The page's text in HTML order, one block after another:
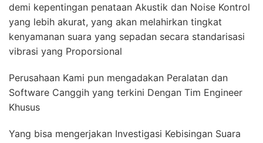
demi kepentingan penataan Akustik dan Noise Kontrol
yang lebih akurat, yang akan melahirkan tingkat
kenyamanan suara yang sepadan secara standarisasi
vibrasi yang Proporsional
Perusahaan Kami pun mengadakan Peralatan dan
Software Canggih yang terkini Dengan Tim Engineer
Khusus
Yang bisa mengerjakan Investigasi Kebisingan Suara